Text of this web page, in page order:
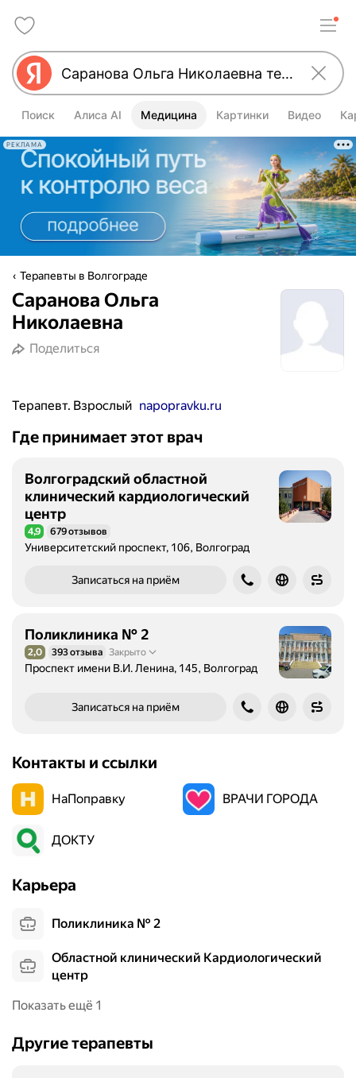
Поиск Алиса AI Медицина Картинки Видео
РЕКЛАМА
Терапевты в Волгограде
Саранова Ольга
Николаевна
Поделиться
Терапевт. Взрослый napopravku.ru
Где принимает этот врач
Волгоградский областной
клинический кардиологический
центр
Рейтинг 4,9 из 5
4,9 679 отзывов
Университетский проспект, 106, Волгоград
Записаться на приём
Поликлиника № 2
Рейтинг 2,0 из 5
2,0 393 отзыва Закрыто
Проспект имени В.И. Ленина, 145, Волгоград
Записаться на приём
Контакты и ссылки
НаПоправку ВРАЧИ ГОРОДА
ДОКТУ
Карьера
Поликлиника № 2
Областной клинический Кардиологический
центр
Показать ещё 1
Другие терапевты